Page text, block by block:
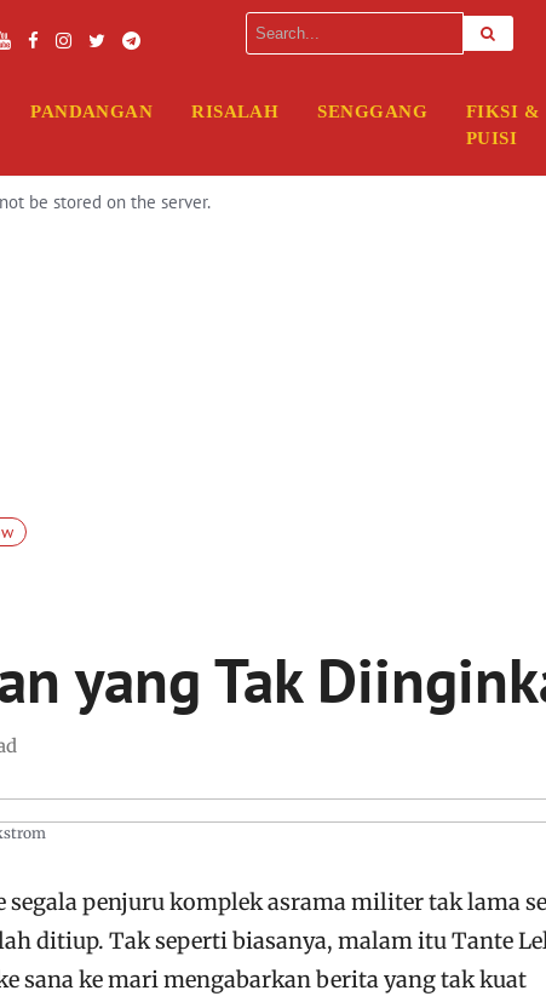
server. Please enter your FTP credentials to proceed. If you do
be stored on the server.
PANDANGAN RISALAH SENGGANG
FIKSI &
PUISI
yang Tak
segala penjuru komplek asrama militer tak lama
ditiup. Tak seperti biasanya, malam itu Tante
sana ke mari mengabarkan berita yang tak kuat